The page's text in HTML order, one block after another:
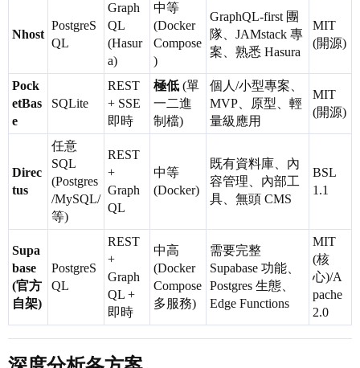
Nhost
PostgreS
QL
Graph
QL
(Hasur
a)
中等
(Docker
Compose
)
GraphQL-first 團
隊、JAMstack 專
案、熟悉 Hasura
MIT
(開源)
Pock
etBas
e
SQLite
REST
+ SSE
即時
極低 (單
一二進
制檔)
個人/小型專案、
MVP、原型、輕
量級應用
MIT
(開源)
Direc
tus
任意
SQL
(Postgres
/MySQL/
等)
REST
+
Graph
QL
中等
(Docker)
既有資料庫、內
容管理、內部工
具、無頭 CMS
BSL
1.1
Supa
base
(官方
自架)
PostgreS
QL
REST
+
Graph
QL +
即時
中高
(Docker
Compose
多服務)
需要完整
Supabase 功能、
Postgres 生態、
Edge Functions
MIT
(核
心)/A
pache
2.0